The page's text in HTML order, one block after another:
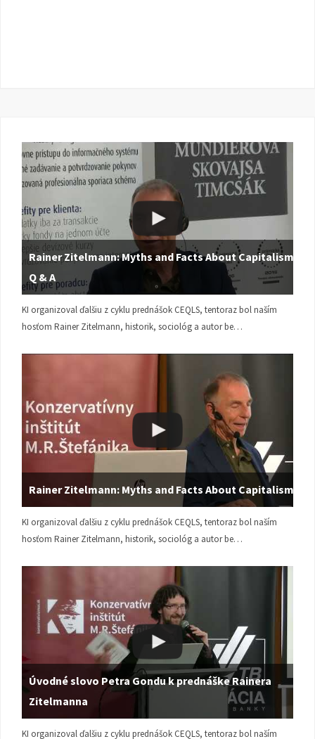
Rainer Zitelmann: Myths and Facts About Capitalism |
Q & A
KI organizoval ďalšiu z cyklu prednášok CEQLS, tentoraz bol naším
hosťom Rainer Zitelmann, historik, sociológ a autor be…
Rainer Zitelmann: Myths and Facts About Capitalism
KI organizoval ďalšiu z cyklu prednášok CEQLS, tentoraz bol naším
hosťom Rainer Zitelmann, historik, sociológ a autor be…
Úvodné slovo Petra Gondu k prednáške Rainera
Zitelmanna
KI organizoval ďalšiu z cyklu prednášok CEQLS, tentoraz bol naším